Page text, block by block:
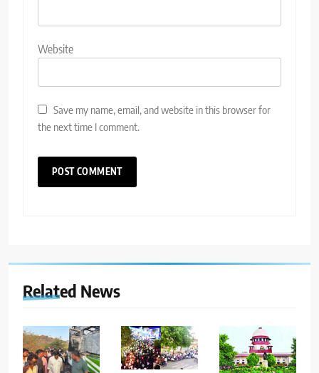
Website
Save my name, email, and website in this browser for
the next time I comment.
Related News